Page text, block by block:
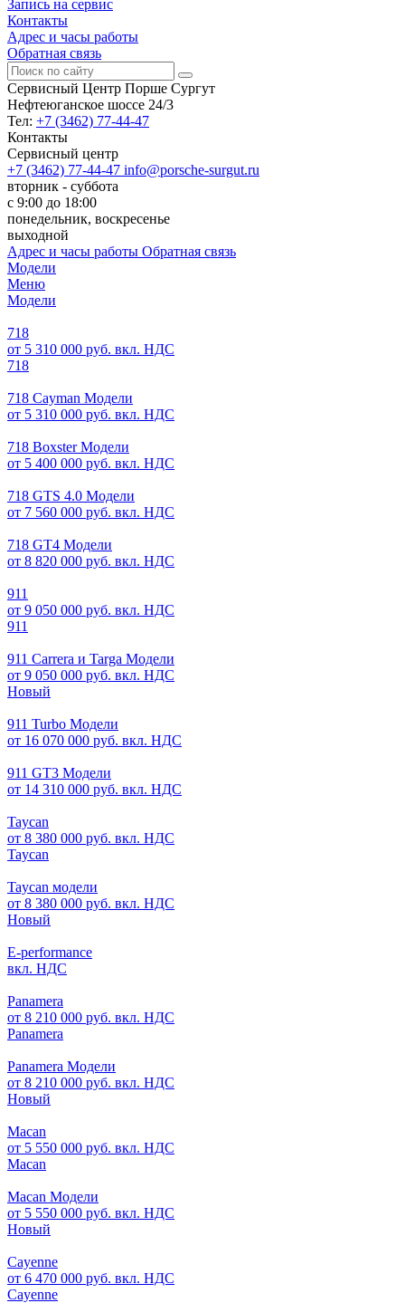
Запись на сервис
Контакты
Адрес и часы работы
Обратная связь
Сервисный Центр Порше Сургут
Нефтеюганское шоссе 24/3
Тел: +7 (3462) 77-44-47
Контакты
Сервисный центр
+7 (3462) 77-44-47 info@porsche-surgut.ru
вторник - суббота
с 9:00 до 18:00
понедельник, воскресенье
выходной
Адрес и часы работы Обратная связь
Модели
Меню
Модели
718
от 5 310 000 руб. вкл. НДС
718
718 Cayman Модели
от 5 310 000 руб. вкл. НДС
718 Boxster Модели
от 5 400 000 руб. вкл. НДС
718 GTS 4.0 Модели
от 7 560 000 руб. вкл. НДС
718 GT4 Модели
от 8 820 000 руб. вкл. НДС
911
от 9 050 000 руб. вкл. НДС
911
911 Carrera и Targa Модели
от 9 050 000 руб. вкл. НДС
Новый
911 Turbo Модели
от 16 070 000 руб. вкл. НДС
911 GT3 Модели
от 14 310 000 руб. вкл. НДС
Taycan
от 8 380 000 руб. вкл. НДС
Taycan
Taycan модели
от 8 380 000 руб. вкл. НДС
Новый
E-performance
вкл. НДС
Panamera
от 8 210 000 руб. вкл. НДС
Panamera
Panamera Модели
от 8 210 000 руб. вкл. НДС
Новый
Macan
от 5 550 000 руб. вкл. НДС
Macan
Macan Модели
от 5 550 000 руб. вкл. НДС
Новый
Cayenne
от 6 470 000 руб. вкл. НДС
Cayenne